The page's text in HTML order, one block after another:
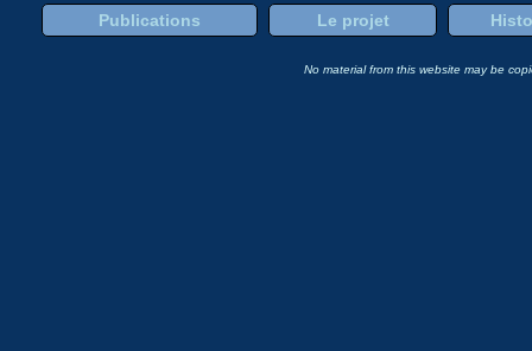
Publications Le projet
No material from this website may be